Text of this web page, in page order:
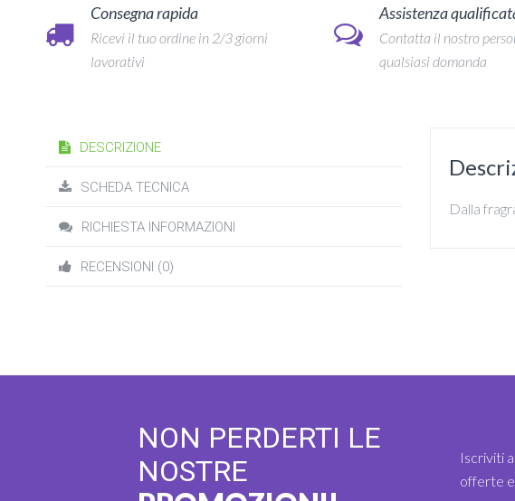
Consegna rapida
Ricevi il tuo ordine in 2/3 giorni
lavorativi
Assistenza
Contatta il nostro
qualsiasi domanda
DESCRIZIONE
SCHEDA TECNICA
RICHIESTA INFORMAZIONI
RECENSIONI (0)
Dalla
NON PERDERTI LE
NOSTRE
Iscriviti
offerte e